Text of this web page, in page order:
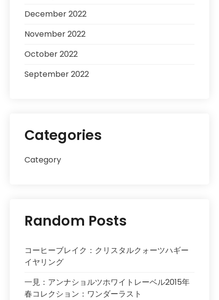
December 2022
November 2022
October 2022
September 2022
Categories
Category
Random Posts
コーヒーブレイク：クリスタルクォーツハギー
イヤリング
一見：アンナショルツホワイトレーベル2015年
春コレクション：ワンダーラスト